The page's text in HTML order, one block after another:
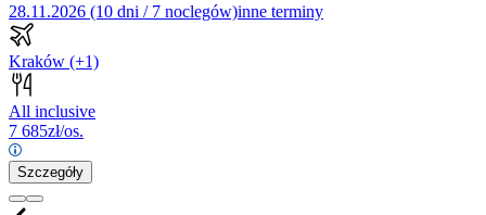
28.11.2026 (10 dni / 7 noclegów)inne terminy
Kraków (+1)
All inclusive
7 685zł/os.
Szczegóły